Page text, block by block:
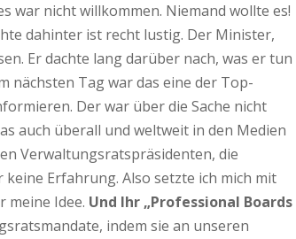
war nicht willkommen. Niemand wollte es!
dahinter ist recht lustig. Der Minister,
Er dachte lang darüber nach, was er tun
nächsten Tag war das eine der Top-
Der war über die Sache nicht
auch überall und weltweit in den Medien
Verwaltungsratspräsidenten, die
Erfahrung. Also setzte ich mich mit
meine Idee. Und Ihr „Professional Boards
indem sie an unseren